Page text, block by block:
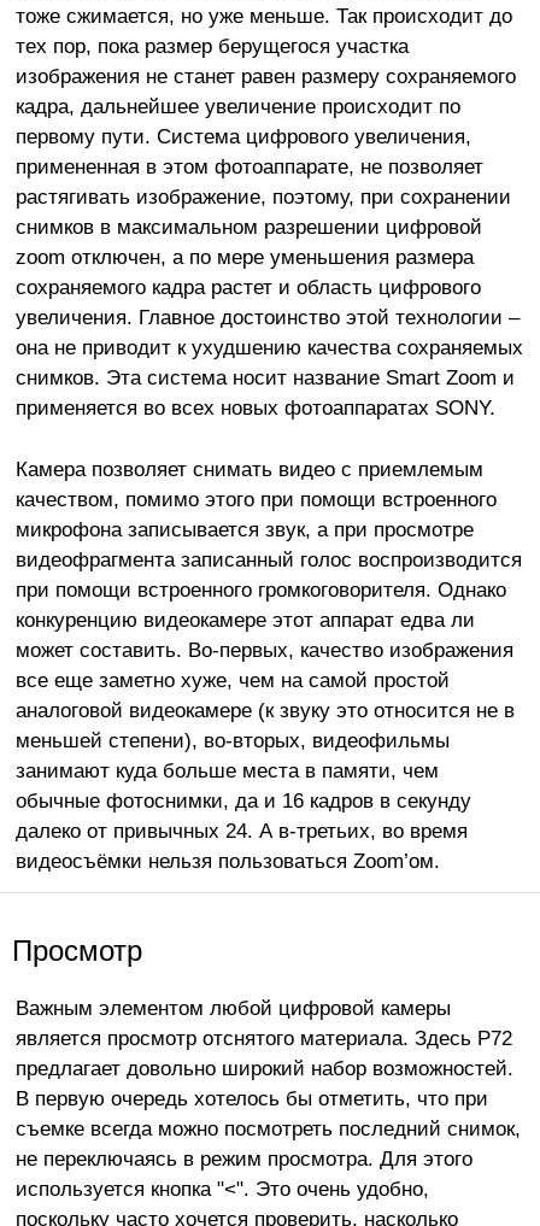
тоже сжимается, но уже меньше. Так происходит до
тех пор, пока размер берущегося участка
изображения не станет равен размеру сохраняемого
кадра, дальнейшее увеличение происходит по
первому пути. Система цифрового увеличения,
примененная в этом фотоаппарате, не позволяет
растягивать изображение, поэтому, при сохранении
снимков в максимальном разрешении цифровой
zoom отключен, а по мере уменьшения размера
сохраняемого кадра растет и область цифрового
увеличения. Главное достоинство этой технологии –
она не приводит к ухудшению качества сохраняемых
снимков. Эта система носит название Smart Zoom и
применяется во всех новых фотоаппаратах SONY.
Камера позволяет снимать видео с приемлемым
качеством, помимо этого при помощи встроенного
микрофона записывается звук, а при просмотре
видеофрагмента записанный голос воспроизводится
при помощи встроенного громкоговорителя. Однако
конкуренцию видеокамере этот аппарат едва ли
может составить. Во-первых, качество изображения
все еще заметно хуже, чем на самой простой
аналоговой видеокамере (к звуку это относится не в
меньшей степени), во-вторых, видеофильмы
занимают куда больше места в памяти, чем
обычные фотоснимки, да и 16 кадров в секунду
далеко от привычных 24. А в-третьих, во время
видеосъёмки нельзя пользоваться Zoom’ом.
Просмотр
Важным элементом любой цифровой камеры
является просмотр отснятого материала. Здесь Р72
предлагает довольно широкий набор возможностей.
В первую очередь хотелось бы отметить, что при
съемке всегда можно посмотреть последний снимок,
не переключаясь в режим просмотра. Для этого
используется кнопка "<". Это очень удобно,
поскольку часто хочется проверить, насколько